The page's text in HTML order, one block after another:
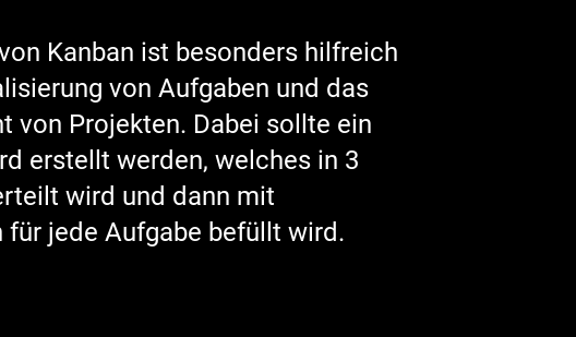
Kanban ist besonders hilfreich
von Aufgaben und das
von Projekten. Dabei sollte ein
erstellt werden, welches in 3
wird und dann mit
für jede Aufgabe befüllt wird.